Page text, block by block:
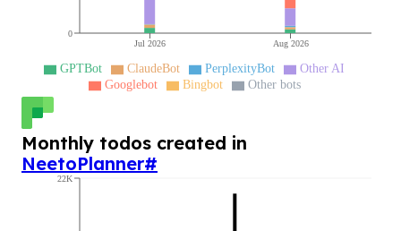
Jul 2026 Aug 2026
0
GPTBot ClaudeBot PerplexityBot
Other AI
Googlebot
Bingbot Other bots
Monthly todos created in
NeetoPlanner#
22K